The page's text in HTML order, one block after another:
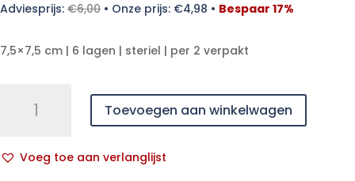
Adviesprijs: €6,00 • Onze prijs: €4,98 • Bespaar 17%
7,5×7,5 cm | 6 lagen | steriel | per 2 verpakt
p/s
Toevoegen aan winkelwagen
Voeg toe aan verlanglijst